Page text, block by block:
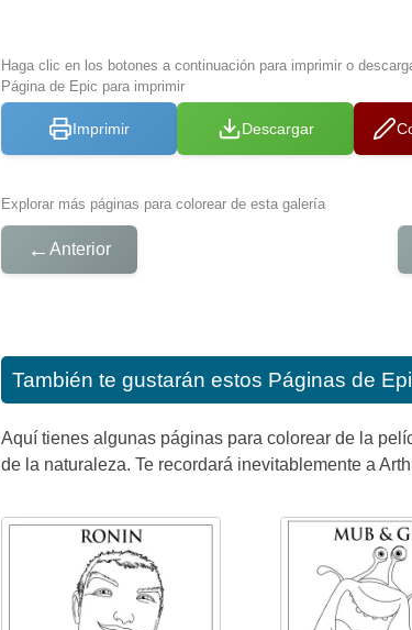
Haga clic en los botones a continuación para imprimir o
Página de Epic para imprimir
Imprimir Descargar
Explorar más páginas para colorear de esta galería
← Anterior
También te gustarán estos Páginas de
Aquí tienes algunas páginas para colorear de la
de la naturaleza. Te recordará inevitablemente a